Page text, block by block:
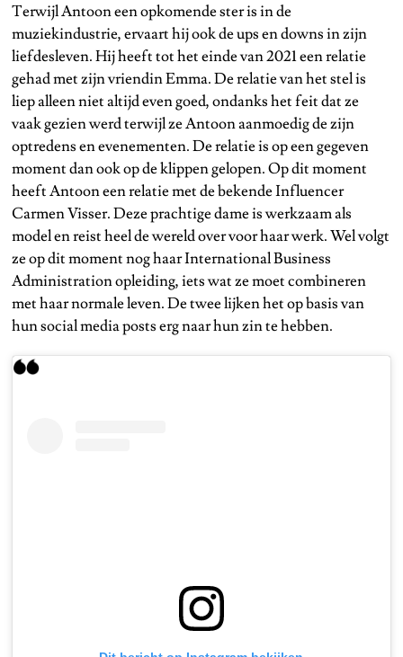
Terwijl Antoon een opkomende ster is in de
muziekindustrie, ervaart hij ook de ups en downs in zijn
liefdesleven. Hij heeft tot het einde van 2021 een relatie
gehad met zijn vriendin Emma. De relatie van het stel is
liep alleen niet altijd even goed, ondanks het feit dat ze
vaak gezien werd terwijl ze Antoon aanmoedig de zijn
optredens en evenementen. De relatie is op een gegeven
moment dan ook op de klippen gelopen. Op dit moment
heeft Antoon een relatie met de bekende Influencer
Carmen Visser. Deze prachtige dame is werkzaam als
model en reist heel de wereld over voor haar werk. Wel volgt
ze op dit moment nog haar International Business
Administration opleiding, iets wat ze moet combineren
met haar normale leven. De twee lijken het op basis van
hun social media posts erg naar hun zin te hebben.